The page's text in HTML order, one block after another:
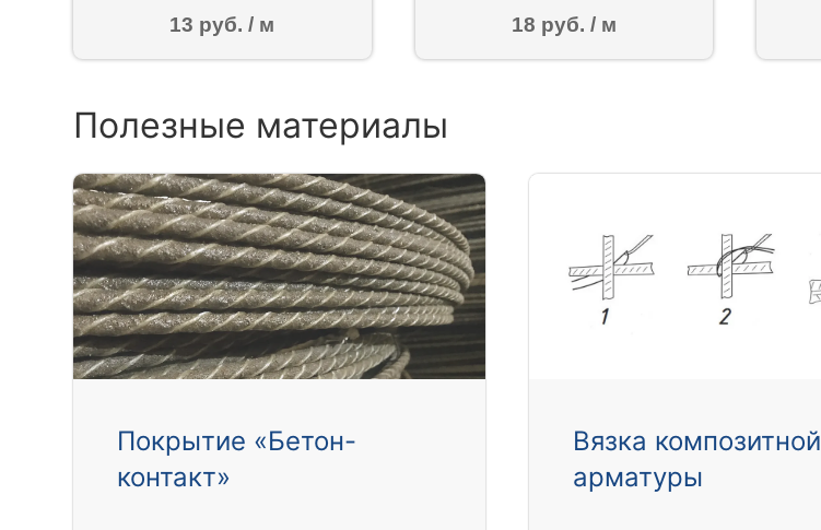
13 руб. / м 18 руб. / м
Полезные материалы
Покрытие «Бетон-
контакт»
Вязка композитной
арматуры